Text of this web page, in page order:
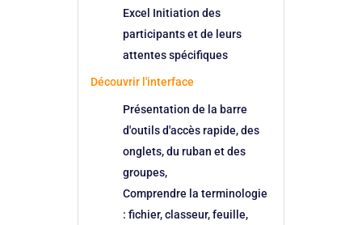
Excel Initiation des
participants et de leurs
attentes spécifiques
Découvrir l'interface
Présentation de la barre
d'outils d'accès rapide, des
onglets, du ruban et des
groupes,
Comprendre la terminologie
: fichier, classeur, feuille,